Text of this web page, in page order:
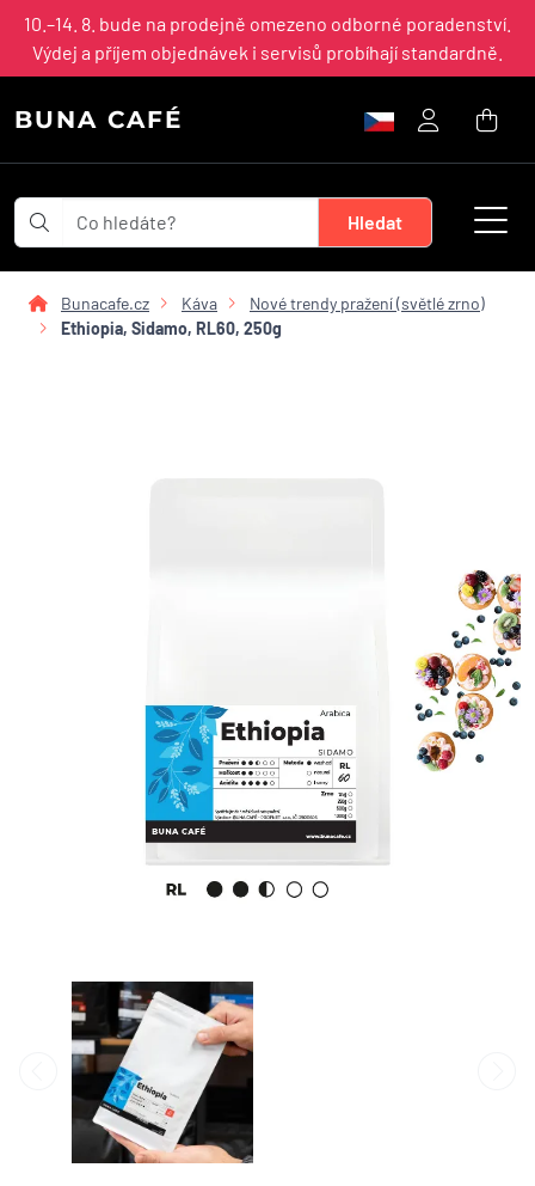
10.–14. 8. bude na prodejně omezeno odborné poradenství.
Výdej a příjem objednávek i servisů probíhají standardně.
BUNA CAFÉ
Bunacafe.cz Káva
Nové trendy pražení (světlé zrno)
Ethiopia, Sidamo, RL60, 250g